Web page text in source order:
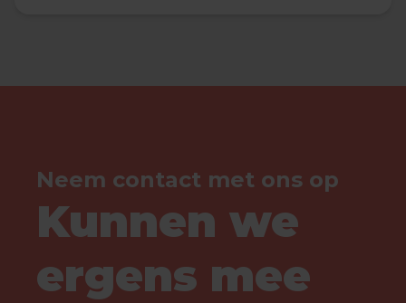
Neem contact met ons op
Kunnen we
ergens mee